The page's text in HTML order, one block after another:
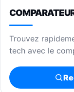
Trouvez
tech avec le